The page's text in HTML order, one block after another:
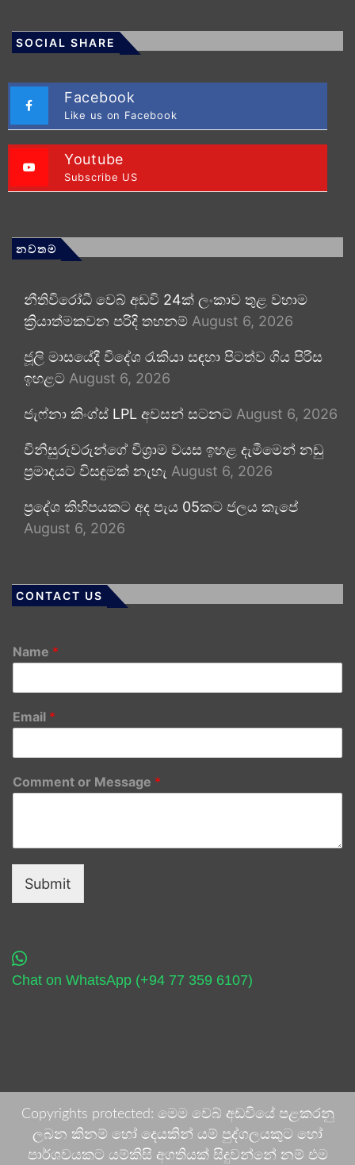
SOCIAL SHARE
Facebook
Like us on Facebook
Youtube
Subscribe US
නවතම
නීතිවිරෝධී වෙබ් අඩවි 24ක් ලංකාව තුළ වහාම
ක්‍රියාත්මකවන පරිදි තහනම් August 6, 2026
ජූලි මාසයේදී විදේශ රැකියා සඳහා පිටත්ව ගිය පිරිස
ඉහළට August 6, 2026
ජැෆ්නා කිංග්ස් LPL අවසන් සටනට August 6, 2026
විනිසුරුවරුන්ගේ විශ්‍රාම වයස ඉහළ දැමීමෙන් නඩු
ප්‍රමාදයට විසඳුමක් නැහැ August 6, 2026
ප්‍රදේශ කිහිපයකට අද පැය 05කට ජලය කැපේ
August 6, 2026
CONTACT US
Name *
Email *
Comment or Message *
Submit
Chat on WhatsApp (+94 77 359 6107)
Copyrights protected: මෙම වෙබ් අඩවියේ පළකරනු
ලබන කිනම් හෝ දෙයකින් යම් පුද්ගලයකුට හෝ
පාර්ශවයකට යම්කිසි අගතියක් සිදුවන්නේ නම් එම